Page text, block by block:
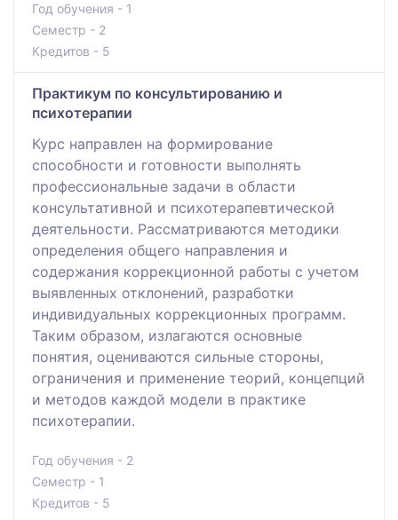
Год обучения - 1
Семестр - 2
Кредитов - 5
Практикум по консультированию и
психотерапии
Курс направлен на формирование
способности и готовности выполнять
профессиональные задачи в области
консультативной и психотерапевтической
деятельности. Рассматриваются методики
определения общего направления и
содержания коррекционной работы с учетом
выявленных отклонений, разработки
индивидуальных коррекционных программ.
Таким образом, излагаются основные
понятия, оцениваются сильные стороны,
ограничения и применение теорий, концепций
и методов каждой модели в практике
психотерапии.
Год обучения - 2
Семестр - 1
Кредитов - 5